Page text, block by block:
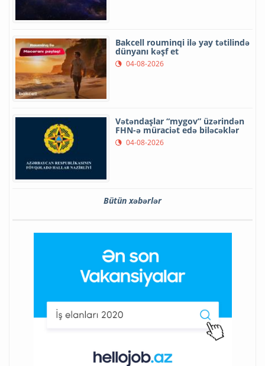
Bakcell rouminqi ilə yay tətilində
dünyanı kəşf et
04-08-2026
Vətəndaşlar “mygov” üzərindən
FHN-ə müraciət edə biləcəklər
04-08-2026
Bütün xəbərlər